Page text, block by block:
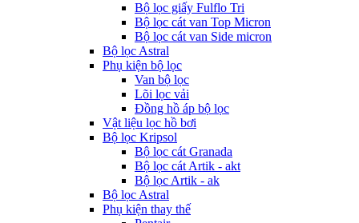
Bộ lọc giấy Fulflo Tri
Bộ lọc cát van Top Micron
Bộ lọc cát van Side micron
Bộ lọc Astral
Phụ kiện bộ lọc
Van bộ lọc
Lõi lọc vải
Đồng hồ áp bộ lọc
Vật liệu lọc hồ bơi
Bộ lọc Kripsol
Bộ lọc cát Granada
Bộ lọc cát Artik - akt
Bộ lọc Artik - ak
Bộ lọc Astral
Phụ kiện thay thế